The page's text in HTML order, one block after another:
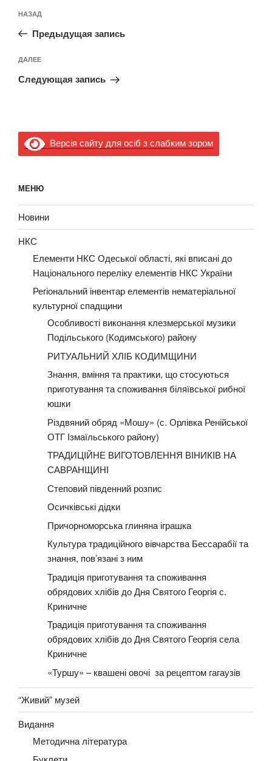
по
записям
Предыдущая
запись:
НАЗАД
Предыдущая запись
Следующая
запись
ДАЛЕЕ
Следующая запись
Версія сайту для осіб з слабким зором
МЕНЮ
Новини
НКС
Елементи НКС Одеської області, які вписані до
Національного переліку елементів НКС України
Регіональний інвентар елементів нематеріальної
культурної спадщини
Особливості виконання клезмерської музики
Подільського (Кодимського) району
РИТУАЛЬНИЙ ХЛІБ КОДИМЩИНИ
Знання, вміння та практики, що стосуються
приготування та споживання біляївської рибної
юшки
Різдвяний обряд «Мошу» (с. Орлівка Ренійської
ОТГ Ізмаїльського району)
ТРАДИЦІЙНЕ ВИГОТОВЛЕННЯ ВІНИКІВ НА
САВРАНЩИНІ
Степовий південний розпис
Осичківські дідки
Причорноморська глиняна іграшка
Культура традиційного вівчарства Бессарабії та
знання, пов’язані з ним
Традиція приготування та споживання
обрядових хлібів до Дня Святого Георгія с.
Криничне
Традиція приготування та споживання
обрядових хлібів до Дня Святого Георгія села
Криничне
«Туршу» – квашені овочі за рецептом гагаузів
“Живий” музей
Видання
Методична лiтература